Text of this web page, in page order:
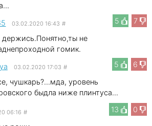
5
7
03.02.2020 16:43 #
держись.Понятно,ты не
гомик.
5
6
03.02.2020 17:03 #
чушкарь?...мда, уровень
быдла ниже плинтуса...
13
0
06:16 #